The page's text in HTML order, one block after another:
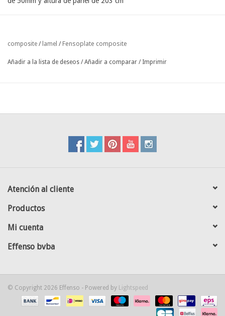
composite / lamel / Fensoplate composite
Añadir a la lista de deseos /Añadir a comparar / Imprimir
Atención al cliente
Productos
Mi cuenta
Effenso bvba
© Copyright 2026 Effenso - Powered by Lightspeed